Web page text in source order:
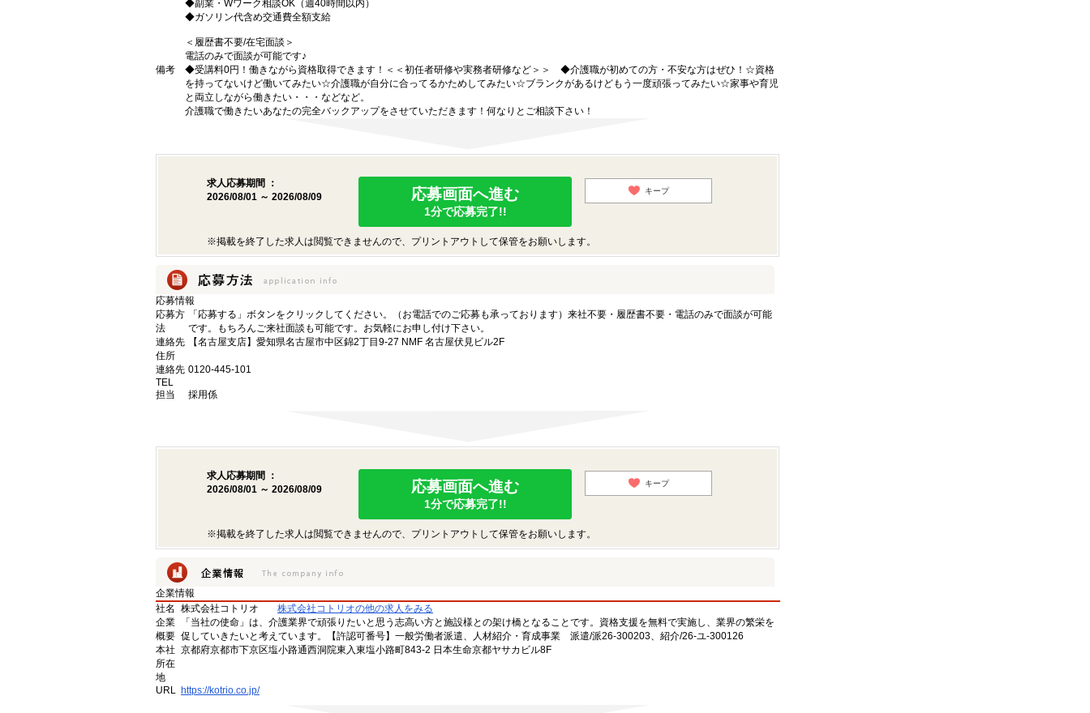
◆副業・Wワーク相談OK（週40時間以内）
◆ガソリン代含め交通費全額支給
＜履歴書不要/在宅面談＞
電話のみで面談が可能です♪
備考
◆受講料0円！働きながら資格取得できます！＜＜初任者研修や実務者研修など＞＞ ◆介護職が初めての方・不安な方はぜひ！☆資格
を持ってないけど働いてみたい☆介護職が自分に合ってるかためしてみたい☆ブランクがあるけどもう一度頑張ってみたい☆家事や育児
と両立しながら働きたい・・・などなど。
介護職で働きたいあなたの完全バックアップをさせていただきます！何なりとご相談下さい！
求人応募期間 ：
2026/08/01 ～ 2026/08/09
応募画面へ進む
1分で応募完了!!
キープ
※掲載を終了した求人は閲覧できませんので、プリントアウトして保管をお願いします。
応募情報
応募方
法
「応募する」ボタンをクリックしてください。（お電話でのご応募も承っております）来社不要・履歴書不要・電話のみで面談が可能
です。もちろんご来社面談も可能です。お気軽にお申し付け下さい。
連絡先
住所
【名古屋支店】愛知県名古屋市中区錦2丁目9-27 NMF 名古屋伏見ビル2F
連絡先
TEL
0120-445-101
担当 採用係
求人応募期間 ：
2026/08/01 ～ 2026/08/09
応募画面へ進む
1分で応募完了!!
キープ
※掲載を終了した求人は閲覧できませんので、プリントアウトして保管をお願いします。
企業情報
社名
株式会社コトリオ
株式会社コトリオの他の求人をみる
企業
概要
「当社の使命」は、介護業界で頑張りたいと思う志高い方と施設様との架け橋となることです。資格支援を無料で実施し、業界の繁栄を
促していきたいと考えています。【許認可番号】一般労働者派遣、人材紹介・育成事業 派遣/派26-300203、紹介/26-ユ-300126
本社
所在
地
京都府京都市下京区塩小路通西洞院東入東塩小路町843-2 日本生命京都ヤサカビル8F
URL https://kotrio.co.jp/